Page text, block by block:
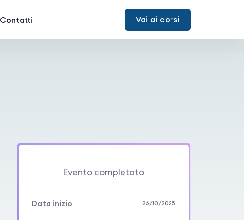
Contatti Vai ai corsi
Evento completato
Data inizio 26/10/2025